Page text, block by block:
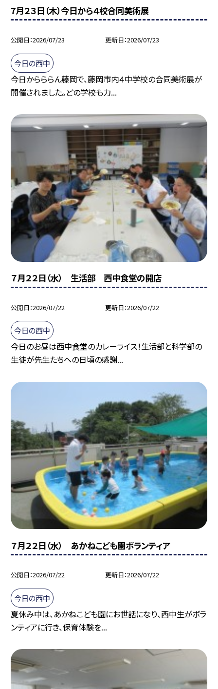
7月２３日（木）今日から４校合同美術展
公開日 2026/07/23 更新日 2026/07/23
今日の西中
今日からららん藤岡で、藤岡市内４中学校の合同美術展が
開催されました。どの学校も力...
７月２２日（水） 生活部 西中食堂の開店
公開日 2026/07/22 更新日 2026/07/22
今日の西中
今日のお昼は西中食堂のカレーライス！生活部と科学部の
生徒が先生たちへの日頃の感謝...
７月２２日（水） あかねこども園ボランティア
公開日 2026/07/22 更新日 2026/07/22
今日の西中
夏休み中は、あかねこども園にお世話になり、西中生がボラ
ンティアに行き、保育体験を...